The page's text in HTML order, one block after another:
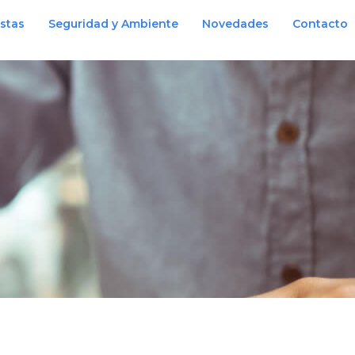
Seguridad y Ambiente Novedades Contacto